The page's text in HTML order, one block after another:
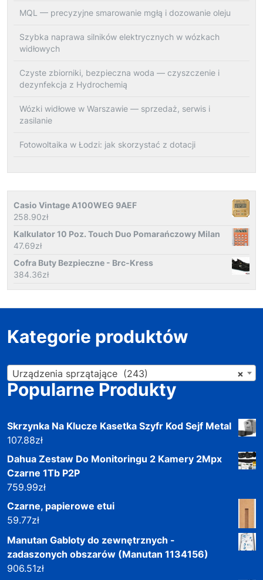
MQL — precyzyjne smarowanie mgłą i dozowanie oleju
Szybka naprawa silników elektrycznych w wózkach
widłowych
Czyste zbiorniki, bezpieczna woda — czyszczenie i
dezynfekcja z Hydrochemią
Wózki widłowe w Warszawie — sprzedaż, serwis i
zasilanie
Fotowoltaika w Łodzi: jak skorzystać z dotacji
Casio Vintage A100WEG 9AEF
258.90zł
Kalkulator 10 Poz. Touch Duo Pomarańczowy Milan
47.69zł
Cofra Buty Bezpieczne - Brc-Kress
384.36zł
Kategorie produktów
×
Urządzenia sprzątające (243)
Popularne Produkty
Skrzynka Na Klucze Kasetka Szyfr Kod Sejf Metal
107.88zł
Dahua Zestaw Do Monitoringu 2 Kamery 2Mpx
Czarne 1Tb P2P
759.99zł
Czarne, papierowe etui
59.77zł
Manutan Gabloty do zewnętrznych -
zadaszonych obszarów (Manutan 1134156)
906.51zł